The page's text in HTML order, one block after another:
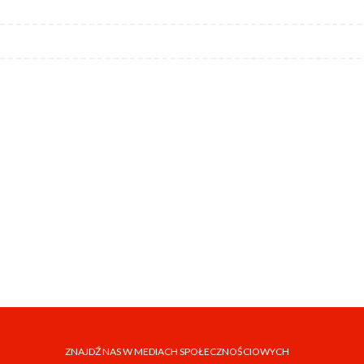
ZNAJDŹ NAS W MEDIACH SPOŁECZNOŚCIOWYCH